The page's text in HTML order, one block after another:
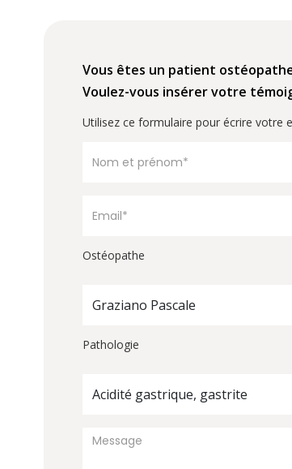
Vous êtes un patient
Voulez-vous insérer votre
Utilisez ce formulaire pour écrire votre
Ostéopathe
Graziano Pascale
Pathologie
Acidité gastrique, gastrite